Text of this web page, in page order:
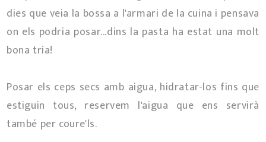
dies que veia la bossa a l'armari de la cuina i pensava
on els podria posar...dins la pasta ha estat una molt
bona tria!
Posar els ceps secs amb aigua, hidratar-los fins que
estiguin tous, reservem l'aigua que ens servirà
també per coure'ls.